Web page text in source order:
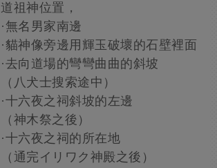
道祖神位置，
·無名男家南邊
·貓神像旁邊用輝玉破壞的石壁裡面
·去向道場的彎彎曲曲的斜坡
（八犬士搜索途中）
·十六夜之祠斜坡的左邊
（神木祭之後）
·十六夜之祠的所在地
（通完イリワク神殿之後）